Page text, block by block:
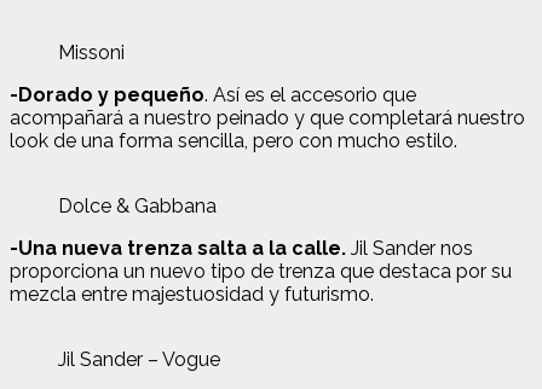
Missoni
-Dorado y pequeño. Así es el accesorio que
acompañará a nuestro peinado y que completará nuestro
look de una forma sencilla, pero con mucho estilo.
Dolce & Gabbana
-Una nueva trenza salta a la calle. Jil Sander nos
proporciona un nuevo tipo de trenza que destaca por su
mezcla entre majestuosidad y futurismo.
Jil Sander – Vogue